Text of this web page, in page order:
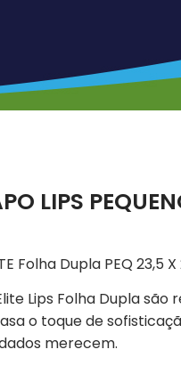
LIPS
Folha Dupla PEQ 23,5 X
Lips Folha Dupla
o toque de
merecem.